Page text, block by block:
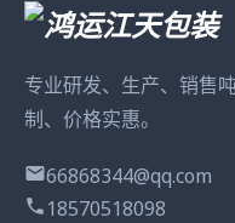
专业研发、生产、销售
制、价格实惠。
66868344@qq.com
18570518098